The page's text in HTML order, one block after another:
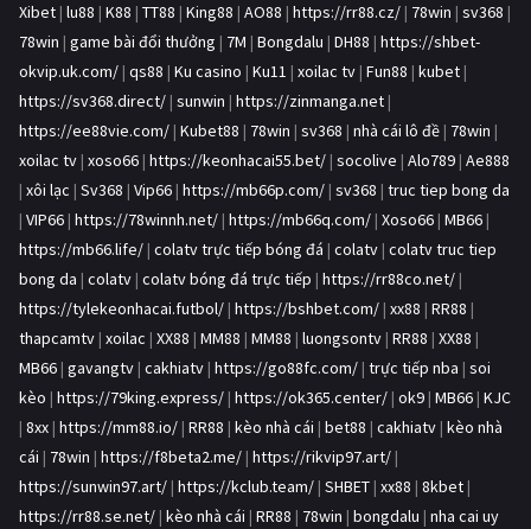
Xibet | lu88 | K88 | TT88 | King88 | AO88 | https://rr88.cz/ | 78win | sv368 |
78win | game bài đổi thưởng | 7M | Bongdalu | DH88 | https://shbet-
okvip.uk.com/ | qs88 | Ku casino | Ku11 | xoilac tv | Fun88 | kubet |
https://sv368.direct/ | sunwin | https://zinmanga.net |
https://ee88vie.com/ | Kubet88 | 78win | sv368 | nhà cái lô đề | 78win |
xoilac tv | xoso66 | https://keonhacai55.bet/ | socolive | Alo789 | Ae888
| xôi lạc | Sv368 | Vip66 | https://mb66p.com/ | sv368 | truc tiep bong da
| VIP66 | https://78winnh.net/ | https://mb66q.com/ | Xoso66 | MB66 |
https://mb66.life/ | colatv trực tiếp bóng đá | colatv | colatv truc tiep
bong da | colatv | colatv bóng đá trực tiếp | https://rr88co.net/ |
https://tylekeonhacai.futbol/ | https://bshbet.com/ | xx88 | RR88 |
thapcamtv | xoilac | XX88 | MM88 | MM88 | luongsontv | RR88 | XX88 |
MB66 | gavangtv | cakhiatv | https://go88fc.com/ | trực tiếp nba | soi
kèo | https://79king.express/ | https://ok365.center/ | ok9 | MB66 | KJC
| 8xx | https://mm88.io/ | RR88 | kèo nhà cái | bet88 | cakhiatv | kèo nhà
cái | 78win | https://f8beta2.me/ | https://rikvip97.art/ |
https://sunwin97.art/ | https://kclub.team/ | SHBET | xx88 | 8kbet |
https://rr88.se.net/ | kèo nhà cái | RR88 | 78win | bongdalu | nha cai uy